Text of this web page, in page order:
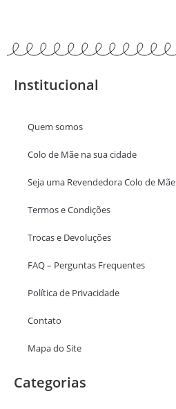
Institucional
Quem somos
Colo de Mãe na sua cidade
Seja uma Revendedora Colo de Mãe
Termos e Condições
Trocas e Devoluções
FAQ – Perguntas Frequentes
Política de Privacidade
Contato
Mapa do Site
Categorias